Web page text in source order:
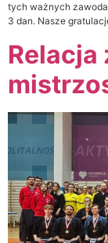
tych ważnych
3 dan. Nasze